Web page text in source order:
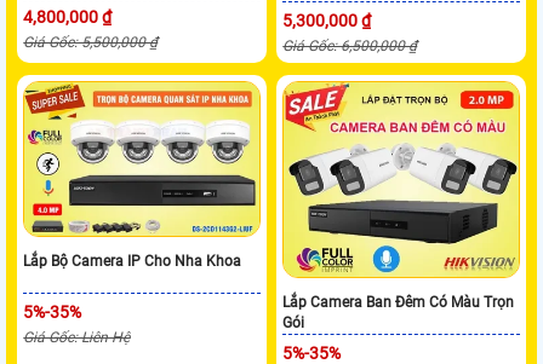
4,800,000 ₫
Giá Gốc: 5,500,000 ₫
5,300,000 ₫
Giá Gốc: 6,500,000 ₫
Lắp Bộ Camera IP Cho Nha Khoa
5%-35%
Giá Gốc: Liên Hệ
Lắp Camera Ban Đêm Có Màu Trọn
Gói
5%-35%